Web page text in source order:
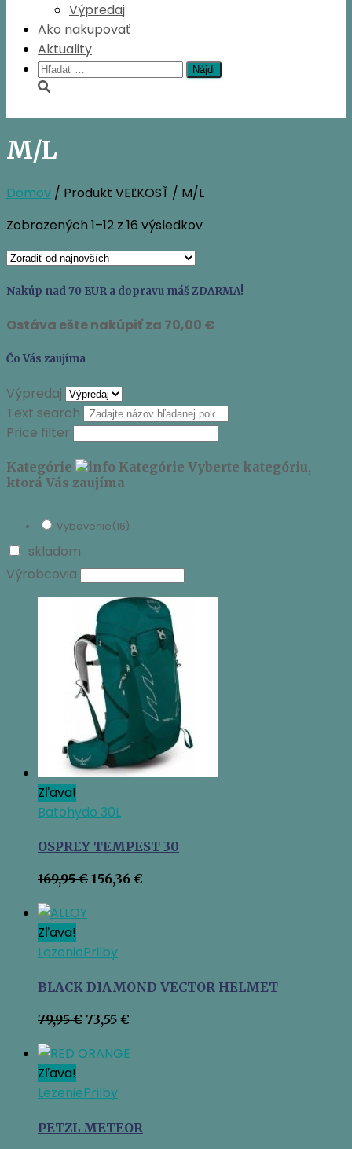
Výpredaj
Ako nakupovať
Aktuality
Hľadať:
M/L
Domov / Produkt VEĽKOSŤ / M/L
Zobrazených 1–12 z 16 výsledkovZoradené
Nakúp nad 70 EUR a dopravu máš ZDARMA!
Ostáva ešte nakúpiť za 70,00 €
Čo Vás zaujíma
Výpredaj
Text search
Price filter
Kategórie Kategórie Vyberte kategóriu,
ktorá Vás zaujíma
Vybavenie(16)
skladom
Výrobcovia
Zľava!
Batohydo 30L
OSPREY TEMPEST 30
169,95€ Pôvodná
156,36 €
Zľava!
LezeniePrilby
BLACK DIAMOND VECTOR HELMET
79,95€ Pôvodná
bola:
73,55 €
je:
Zľava!
LezeniePrilby
PETZL METEOR